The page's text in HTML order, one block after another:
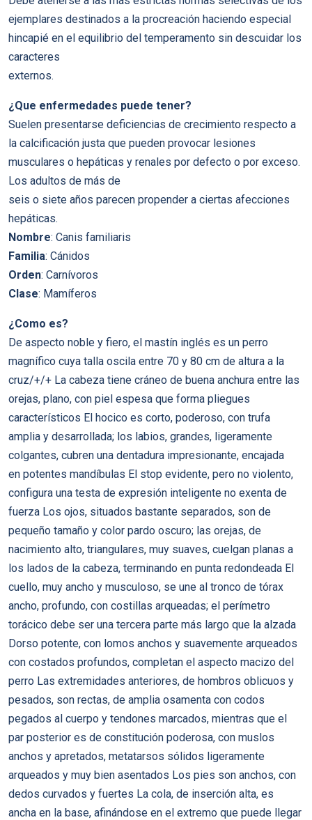
ejemplares destinados a la procreación haciendo especial
hincapié en el equilibrio del temperamento sin descuidar los
caracteres
externos.
¿Que enfermedades puede tener?
Suelen presentarse deficiencias de crecimiento respecto a
la calcificación justa que pueden provocar lesiones
musculares o hepáticas y renales por defecto o por exceso.
Los adultos de más de
seis o siete años parecen propender a ciertas afecciones
hepáticas.
Nombre: Canis familiaris
Familia: Cánidos
Orden: Carnívoros
Clase: Mamíferos
¿Como es?
De aspecto noble y fiero, el mastín inglés es un perro
magnífico cuya talla oscila entre 70 y 80 cm de altura a la
cruz/+/+ La cabeza tiene cráneo de buena anchura entre las
orejas, plano, con piel espesa que forma pliegues
característicos El hocico es corto, poderoso, con trufa
amplia y desarrollada; los labios, grandes, ligeramente
colgantes, cubren una dentadura impresionante, encajada
en potentes mandíbulas El stop evidente, pero no violento,
configura una testa de expresión inteligente no exenta de
fuerza Los ojos, situados bastante separados, son de
pequeño tamaño y color pardo oscuro; las orejas, de
nacimiento alto, triangulares, muy suaves, cuelgan planas a
los lados de la cabeza, terminando en punta redondeada El
cuello, muy ancho y musculoso, se une al tronco de tórax
ancho, profundo, con costillas arqueadas; el perímetro
torácico debe ser una tercera parte más largo que la alzada
Dorso potente, con lomos anchos y suavemente arqueados
con costados profundos, completan el aspecto macizo del
perro Las extremidades anteriores, de hombros oblicuos y
pesados, son rectas, de amplia osamenta con codos
pegados al cuerpo y tendones marcados, mientras que el
par posterior es de constitución poderosa, con muslos
anchos y apretados, metatarsos sólidos ligeramente
arqueados y muy bien asentados Los pies son anchos, con
dedos curvados y fuertes La cola, de inserción alta, es
ancha en la base, afinándose en el extremo que puede llegar